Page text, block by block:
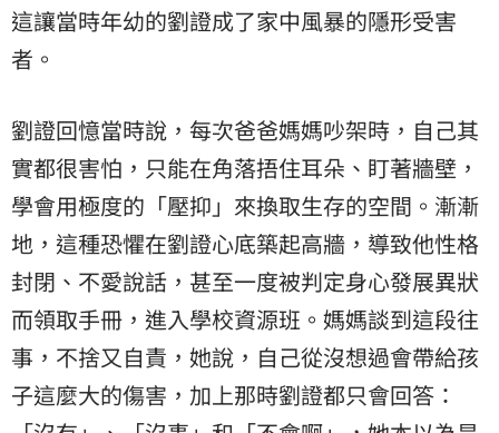
這讓當時年幼的劉證成了家中風暴的隱形受害
者。
劉證回憶當時說，每次爸爸媽媽吵架時，自己其
實都很害怕，只能在角落捂住耳朵、盯著牆壁，
學會用極度的「壓抑」來換取生存的空間。漸漸
地，這種恐懼在劉證心底築起高牆，導致他性格
封閉、不愛說話，甚至一度被判定身心發展異狀
而領取手冊，進入學校資源班。媽媽談到這段往
事，不捨又自責，她說，自己從沒想過會帶給孩
子這麼大的傷害，加上那時劉證都只會回答：